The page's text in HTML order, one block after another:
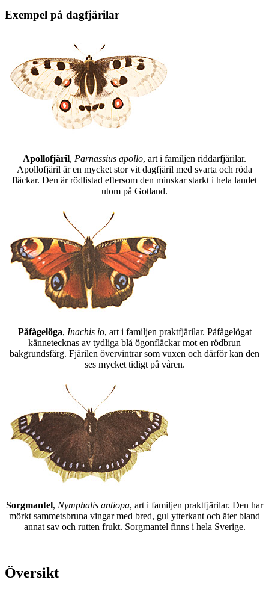
Exempel på dagfjärilar
Apollofjäril, Parnassius apollo, art i familjen riddarfjärilar.
Apollofjäril är en mycket stor vit dagfjäril med svarta och röda
fläckar. Den är rödlistad eftersom den minskar starkt i hela landet
utom på Gotland.
Påfågelöga, Inachis io, art i familjen praktfjärilar. Påfågelögat
kännetecknas av tydliga blå ögonfläckar mot en rödbrun
bakgrundsfärg. Fjärilen övervintrar som vuxen och därför kan den
ses mycket tidigt på våren.
Sorgmantel, Nymphalis antiopa, art i familjen praktfjärilar. Den har
mörkt sammetsbruna vingar med bred, gul ytterkant och äter bland
annat sav och rutten frukt. Sorgmantel finns i hela Sverige.
Översikt